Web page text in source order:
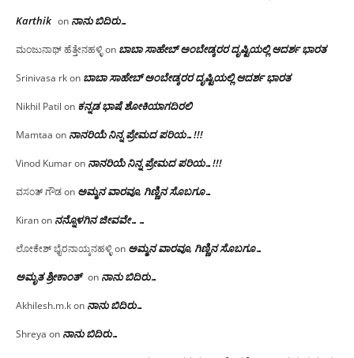
Karthik on ನಾನು ಬಿದಿರು…
ಮಂಜುನಾಥ್ ಹೆತ್ತೇನಹಳ್ಳಿon ಬಾಬಾ ಸಾಹೇಬ್ ಅಂಬೇಡ್ಕರರ ದೃಷ್ಟಿಯಲ್ಲಿ ಆದರ್ಶ ಭಾರತ
Srinivasa rkon ಬಾಬಾ ಸಾಹೇಬ್ ಅಂಬೇಡ್ಕರರ ದೃಷ್ಟಿಯಲ್ಲಿ ಆದರ್ಶ ಭಾರತ
Nikhil Patil on ಕನ್ನಡ ಭಾಷೆ ಶೋಕಿಯಾಗದಿರಲಿ
Mamtaa on ನಾನರಿಯೆ ನಿನ್ನ ಪ್ರೇಮದ ಪರಿಯ…!!!
Vinod Kumaron ನಾನರಿಯೆ ನಿನ್ನ ಪ್ರೇಮದ ಪರಿಯ…!!!
ವಸಂತ್ ಗೌಡon ಅಮ್ಮನ ವಾರವೂ, ಗಿಣ್ಣಿನ ಸೊಬಗೂ…
Kiranon ನನ್ನೊಳಗಿನ ಜೀವವೇ……
ಲೋಕೇಶ್ ಭೈರನಾಯ್ಕನಹಳ್ಳಿon ಅಮ್ಮನ ವಾರವೂ, ಗಿಣ್ಣಿನ ಸೊಬಗೂ…
ಅಮೃತ ಶ್ರೀಕಾಂತ್ on ನಾನು ಬಿದಿರು…
Akhilesh.m.kon ನಾನು ಬಿದಿರು…
Shreya on ನಾನು ಬಿದಿರು…